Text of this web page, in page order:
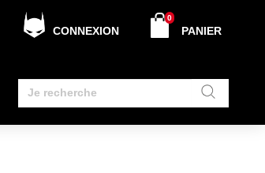
CONNEXION PANIER
0